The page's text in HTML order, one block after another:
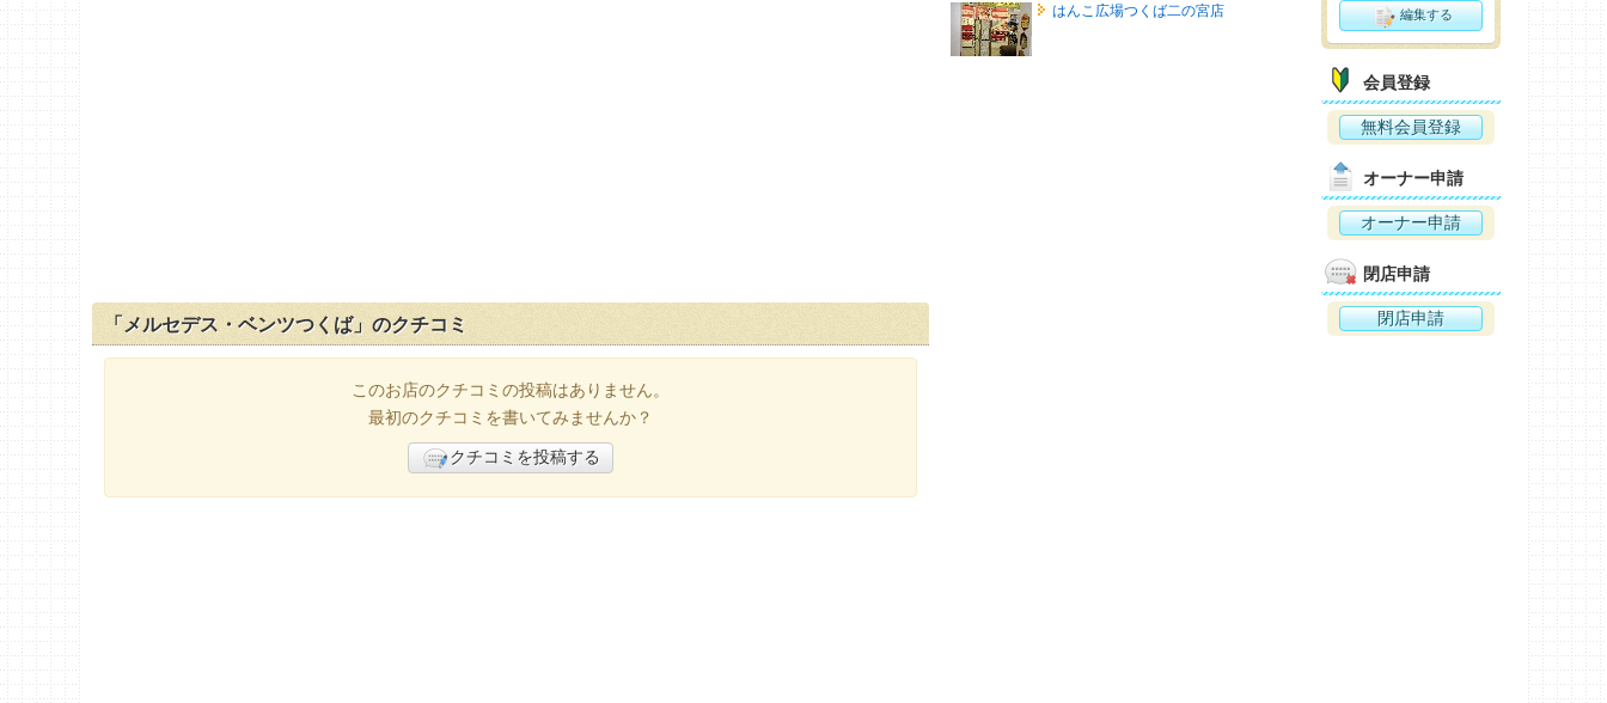
「メルセデス・ベンツつくば」のクチコミ
このお店のクチコミの投稿はありません。
最初のクチコミを書いてみませんか？
クチコミを投稿する
はんこ広場つくば二の宮店 編集する
会員登録
無料会員登録
オーナー申請
オーナー申請
閉店申請
閉店申請